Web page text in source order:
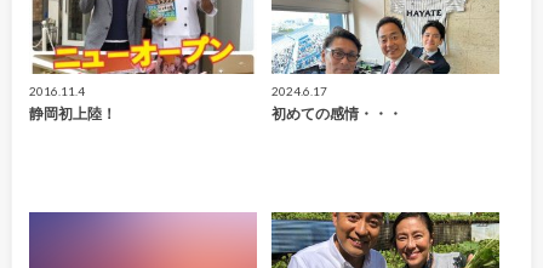
2016.11.4
静岡初上陸！
2024.6.17
初めての感情・・・